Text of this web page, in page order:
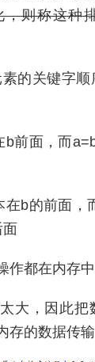
，则称这种
素的关键字
b前面，而
在b的前面，
作都在内存
大，因此把
存的数据传